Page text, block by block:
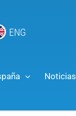
ENG
Noticias